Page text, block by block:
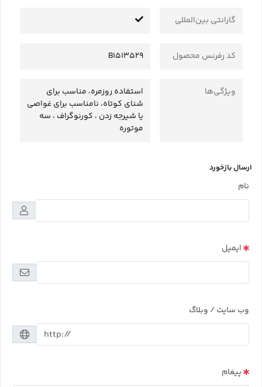
گارانتی بین‌المللی
کد رفرنس محصول B1513529
ویژگی‌ها
استفاده روزمره، مناسب برای
شنای کوتاه، نامناسب برای غواصی
یا شیرجه زدن ، کورنوگراف ، سه
موتوره
ارسال بازخورد
نام
ایمیل
وب سایت / وبلاگ
پیغام